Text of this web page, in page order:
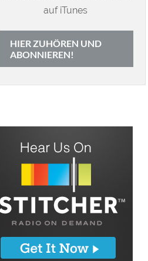
auf iTunes
HIER ZUHÖREN UND
ABONNIEREN!